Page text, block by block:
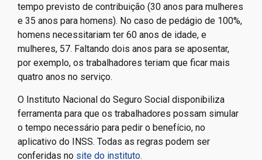
tempo previsto de contribuição (30 anos para mulheres
e 35 anos para homens). No caso de pedágio de 100%,
homens necessitariam ter 60 anos de idade, e
mulheres, 57. Faltando dois anos para se aposentar,
por exemplo, os trabalhadores teriam que ficar mais
quatro anos no serviço.
O Instituto Nacional do Seguro Social disponibiliza
ferramenta para que os trabalhadores possam simular
o tempo necessário para pedir o benefício, no
aplicativo do INSS. Todas as regras podem ser
conferidas no site do instituto.